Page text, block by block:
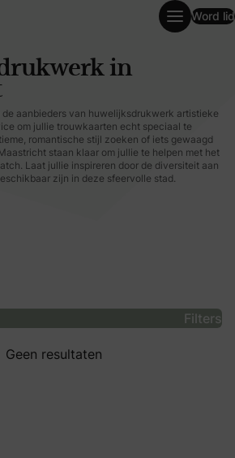
Word lid
in
aanbieders van huwelijksdrukwerk artistieke
om jullie trouwkaarten echt speciaal te
romantische stijl zoeken of iets gewaagd
staan klaar om jullie te helpen met het
Laat jullie inspireren door de diversiteit aan
zijn in deze sfeervolle stad.
Filters
Geen resultaten